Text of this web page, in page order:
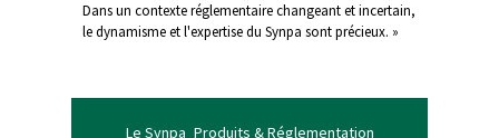
Dans un contexte réglementaire changeant et incertain,
le dynamisme et l'expertise du Synpa sont précieux. »
Le Synpa Produits & Réglementation